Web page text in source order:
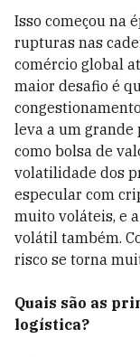
Isso começou na
rupturas nas
comércio global
maior desafio é
leva a um grande
como bolsa de
volatilidade dos
especular com
muito voláteis, e
volátil também.
risco se torna
Quais são as
logística?